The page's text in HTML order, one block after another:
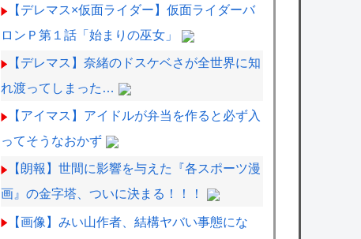
【デレマス×仮面ライダー】仮面ライダーバ
ロンＰ第１話「始まりの巫女」
【デレマス】奈緒のドスケベさが全世界に知
れ渡ってしまった…
【アイマス】アイドルが弁当を作ると必ず入
ってそうなおかず
【朗報】世間に影響を与えた『各スポーツ漫
画』の金字塔、ついに決まる！！！
【画像】みい山作者、結構ヤバい事態にな